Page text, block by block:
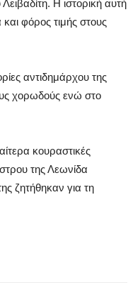
Η ιστορική αυτή
φόρος τιμής στους
αντιδημάρχου της
χορωδούς ενώ στο
κουραστικές
της Λεωνίδα
ζητήθηκαν για τη